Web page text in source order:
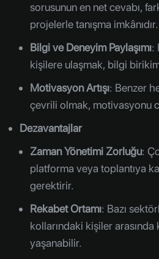
sorusunun en net cevabı,
projelerle tanışma imkânıdır.
Bilgi ve Deneyim Paylaşımı:
kişilere ulaşmak, bilgi
Motivasyon Artışı: Benzer
çevrili olmak, motivasyonu
Dezavantajlar
Zaman Yönetimi Zorluğu:
platforma veya toplantıya
gerektirir.
Rekabet Ortamı: Bazı
kollarındaki kişiler arasında
yaşanabilir.